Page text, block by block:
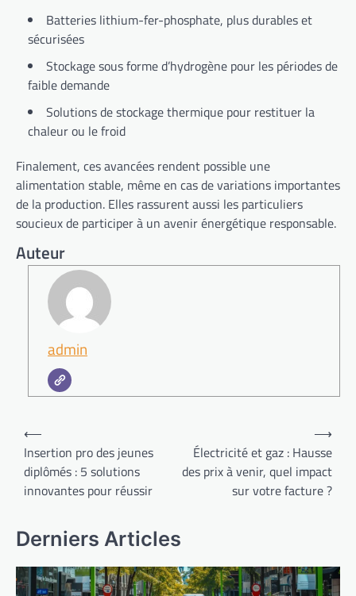
Batteries lithium-fer-phosphate, plus durables et
sécurisées
Stockage sous forme d’hydrogène pour les périodes de
faible demande
Solutions de stockage thermique pour restituer la
chaleur ou le froid
Finalement, ces avancées rendent possible une
alimentation stable, même en cas de variations importantes
de la production. Elles rassurent aussi les particuliers
soucieux de participer à un avenir énergétique responsable.
Auteur
admin
Navigation
de
l’article
⟵
Insertion pro des jeunes
diplômés : 5 solutions
innovantes pour réussir
Électricité et gaz : Hausse
des prix à venir, quel impact
sur votre facture ?
⟶
Derniers Articles